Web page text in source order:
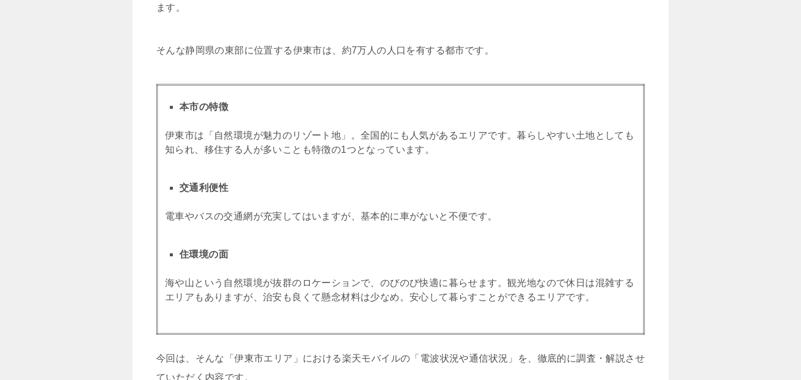
ます。
そんな静岡県の東部に位置する伊東市は、約7万人の人口を有する都市です。
本市の特徴
伊東市は「自然環境が魅力のリゾート地」。全国的にも人気があるエリアです。暮らしやすい土地としても
知られ、移住する人が多いことも特徴の1つとなっています。
交通利便性
電車やバスの交通網が充実してはいますが、基本的に車がないと不便です。
住環境の面
海や山という自然環境が抜群のロケーションで、のびのび快適に暮らせます。観光地なので休日は混雑する
エリアもありますが、治安も良くて懸念材料は少なめ。安心して暮らすことができるエリアです。
今回は、そんな「伊東市エリア」における楽天モバイルの「電波状況や通信状況」を、徹底的に調査・解説させ
ていただく内容です。